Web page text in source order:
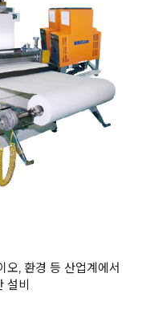
오, 환경 등 산업계에서
설비